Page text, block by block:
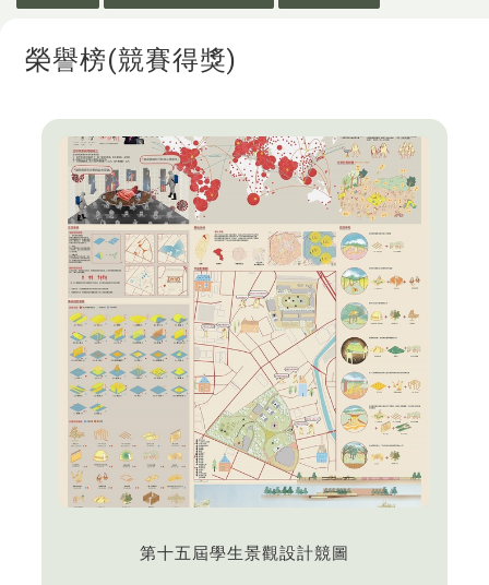
榮譽榜(競賽得獎)
第十五屆學生景觀設計競圖